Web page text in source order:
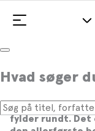
Hvad søger
Derfor
Mimbo
Danmarks
fylder rundt. Det